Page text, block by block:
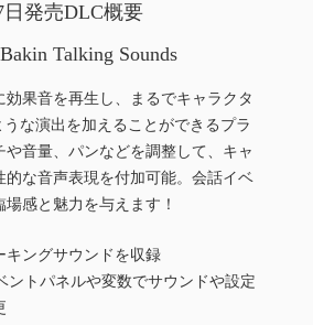
日発売DLC概要
Talking Sounds
効果音を再生し、まるでキャラクタ
うな演出を加えることができるプラ
や音量、パンなどを調整して、キャ
的な音声表現を付加可能。会話イベ
感と魅力を与えます！
キングサウンドを収録
ントパネルや変数でサウンドや設定